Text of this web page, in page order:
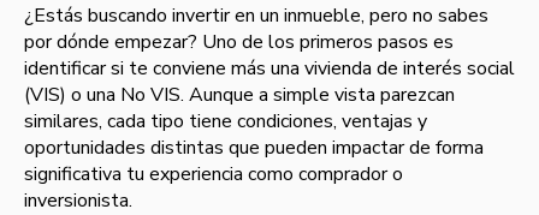
¿Estás buscando invertir en un inmueble, pero no sabes
por dónde empezar? Uno de los primeros pasos es
identificar si te conviene más una vivienda de interés social
(VIS) o una No VIS. Aunque a simple vista parezcan
similares, cada tipo tiene condiciones, ventajas y
oportunidades distintas que pueden impactar de forma
significativa tu experiencia como comprador o
inversionista.